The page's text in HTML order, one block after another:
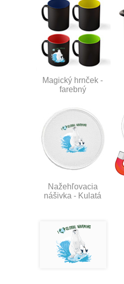
Magický hrnček -
farebný
Nažehľovacia
nášivka - Kulatá